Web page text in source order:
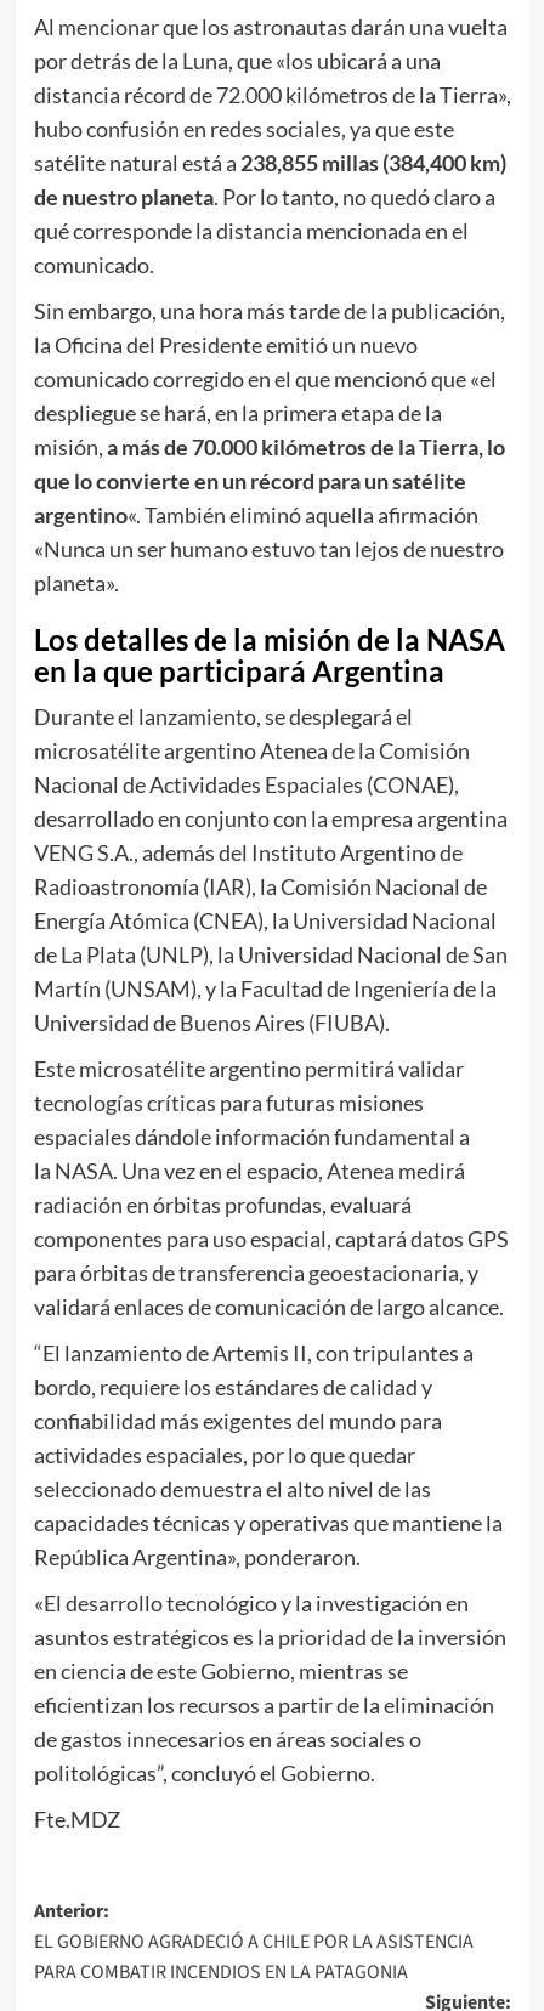
Al mencionar que los astronautas darán una vuelta
por detrás de la Luna, que «los ubicará a una
distancia récord de 72.000 kilómetros de la Tierra»,
hubo confusión en redes sociales, ya que este
satélite natural está a 238,855 millas (384,400 km)
de nuestro planeta. Por lo tanto, no quedó claro a
qué corresponde la distancia mencionada en el
comunicado.
Sin embargo, una hora más tarde de la publicación,
la Oficina del Presidente emitió un nuevo
comunicado corregido en el que mencionó que «el
despliegue se hará, en la primera etapa de la
misión,a más de 70.000 kilómetros de la Tierra, lo
que lo convierte en un récord para un satélite
argentino«. También eliminó aquella afirmación
«Nunca un ser humano estuvo tan lejos de nuestro
planeta».
Los detalles de la misión de la NASA
en la que participará Argentina
Durante el lanzamiento, se desplegará el
microsatélite argentino Atenea de la Comisión
Nacional de Actividades Espaciales (CONAE),
desarrollado en conjunto con la empresa argentina
VENG S.A., además del Instituto Argentino de
Radioastronomía (IAR), la Comisión Nacional de
Energía Atómica (CNEA), la Universidad Nacional
de La Plata (UNLP), la Universidad Nacional de San
Martín (UNSAM), y la Facultad de Ingeniería de la
Universidad de Buenos Aires (FIUBA).
Este microsatélite argentino permitirá validar
tecnologías críticas para futuras misiones
espaciales dándole información fundamental a
la NASA. Una vez en el espacio, Atenea medirá
radiación en órbitas profundas, evaluará
componentes para uso espacial, captará datos GPS
para órbitas de transferencia geoestacionaria, y
validará enlaces de comunicación de largo alcance.
“El lanzamiento de Artemis II, con tripulantes a
bordo, requiere los estándares de calidad y
confiabilidad más exigentes del mundo para
actividades espaciales, por lo que quedar
seleccionado demuestra el alto nivel de las
capacidades técnicas y operativas que mantiene la
República Argentina», ponderaron.
«El desarrollo tecnológico y la investigación en
asuntos estratégicos es la prioridad de la inversión
en ciencia de este Gobierno, mientras se
eficientizan los recursos a partir de la eliminación
de gastos innecesarios en áreas sociales o
politológicas”, concluyó el Gobierno.
Fte.MDZ
Navegación
de
Anterior:
EL GOBIERNO AGRADECIÓ A CHILE POR LA ASISTENCIA
PARA COMBATIR INCENDIOS EN LA PATAGONIA
Siguiente: